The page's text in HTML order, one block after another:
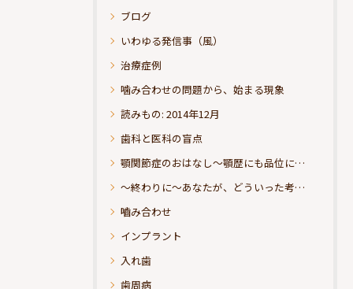
ブログ
いわゆる発信事（風）
治療症例
噛み合わせの問題から、始まる現象
読みもの: 2014年12月
歯科と医科の盲点
顎関節症のおはなし～顎歴にも品位にこだわりたい
～終わりに～あなたが、どういった考えの治療をお求めになられるのか？
嚙み合わせ
インプラント
入れ歯
歯周病